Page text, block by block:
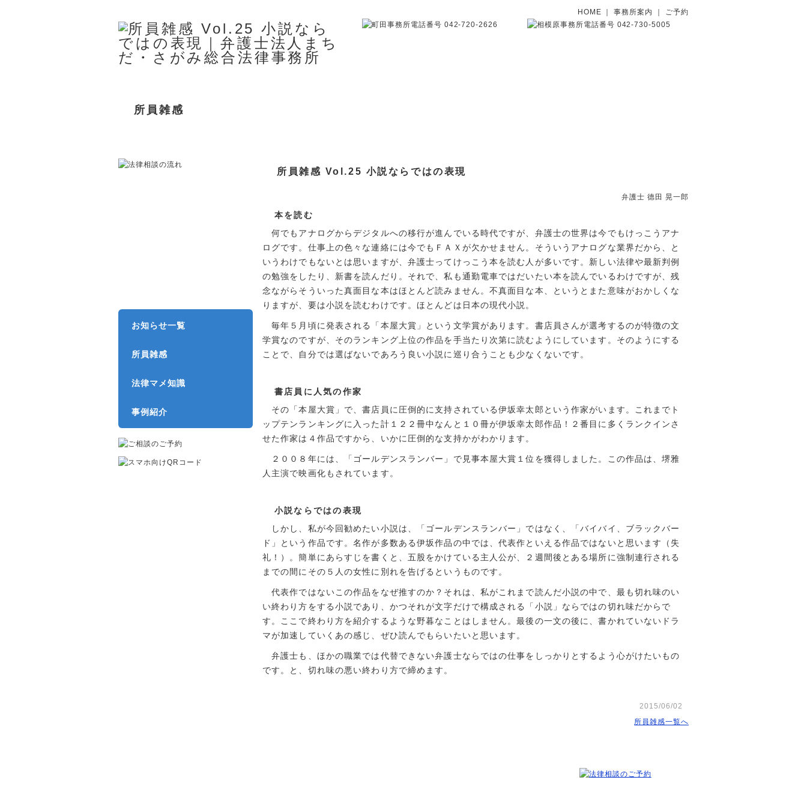
HOME 事務所案内 ご予約
所員雑感
所員雑感 Vol.25 小説ならではの表現
弁護士 德田 晃一郎
本を読む
何でもアナログからデジタルへの移行が進んでいる時代ですが、弁護士の世界は今でもけっこうアナ
ログです。仕事上の色々な連絡には今でもＦＡＸが欠かせません。そういうアナログな業界だから、と
いうわけでもないとは思いますが、弁護士ってけっこう本を読む人が多いです。新しい法律や最新判例
の勉強をしたり、新書を読んだり。それで、私も通勤電車ではだいたい本を読んでいるわけですが、残
念ながらそういった真面目な本はほとんど読みません。不真面目な本、というとまた意味がおかしくな
りますが、要は小説を読むわけです。ほとんどは日本の現代小説。
毎年５月頃に発表される「本屋大賞」という文学賞があります。書店員さんが選考するのが特徴の文
学賞なのですが、そのランキング上位の作品を手当たり次第に読むようにしています。そのようにする
ことで、自分では選ばないであろう良い小説に巡り合うことも少なくないです。
書店員に人気の作家
その「本屋大賞」で、書店員に圧倒的に支持されている伊坂幸太郎という作家がいます。これまでト
ップテンランキングに入った計１２２冊中なんと１０冊が伊坂幸太郎作品！２番目に多くランクインさ
せた作家は４作品ですから、いかに圧倒的な支持かがわかります。
２００８年には、「ゴールデンスランバー」で見事本屋大賞１位を獲得しました。この作品は、堺雅
人主演で映画化もされています。
小説ならではの表現
しかし、私が今回勧めたい小説は、「ゴールデンスランバー」ではなく、「バイバイ、ブラックバー
ド」という作品です。名作が多数ある伊坂作品の中では、代表作といえる作品ではないと思います（失
礼！）。簡単にあらすじを書くと、五股をかけている主人公が、２週間後とある場所に強制連行される
までの間にその５人の女性に別れを告げるというものです。
代表作ではないこの作品をなぜ推すのか？それは、私がこれまで読んだ小説の中で、最も切れ味のい
い終わり方をする小説であり、かつそれが文字だけで構成される「小説」ならではの切れ味だからで
す。ここで終わり方を紹介するような野暮なことはしません。最後の一文の後に、書かれていないドラ
マが加速していくあの感じ、ぜひ読んでもらいたいと思います。
弁護士も、ほかの職業では代替できない弁護士ならではの仕事をしっかりとするよう心がけたいもの
です。と、切れ味の悪い終わり方で締めます。
2015/06/02
所員雑感一覧へ
お知らせ一覧
所員雑感
法律マメ知識
事例紹介